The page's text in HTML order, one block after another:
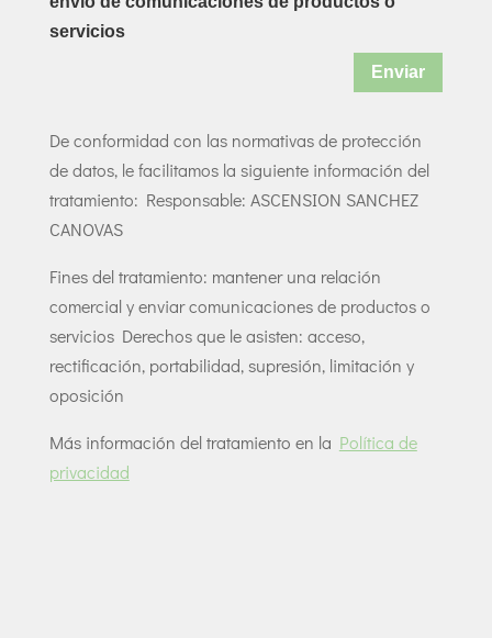
servicios
Enviar
De conformidad con las normativas de protección
de datos, le facilitamos la siguiente información del
tratamiento: Responsable: ASCENSION SANCHEZ
CANOVAS
Fines del tratamiento: mantener una relación
comercial y enviar comunicaciones de productos o
servicios Derechos que le asisten: acceso,
rectiﬁcación, portabilidad, supresión, limitación y
oposición
Más información del tratamiento en la Política de
privacidad